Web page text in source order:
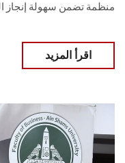
منظمة تضمن سهولة إنجاز
اقرأ المزيد